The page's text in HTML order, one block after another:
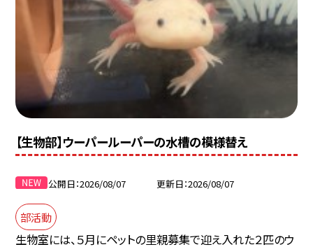
【生物部】ウーパールーパーの水槽の模様替え
公開日 2026/08/07 更新日 2026/08/07
部活動
生物室には、５月にペットの里親募集で迎え入れた２匹のウ